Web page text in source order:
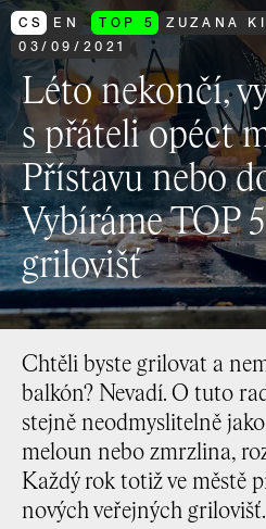
CS EN TOP 5
ZUZANA
03/ 09/ 2021
Léto nekončí,
s přáteli opéct
Přístavu nebo
Vybíráme TOP
grilovišť
Chtěli byste grilovat a
balkón? Nevadí. O tuto
stejně neodmyslitelně
meloun nebo zmrzlina,
Každý rok totiž ve městě
nových veřejných